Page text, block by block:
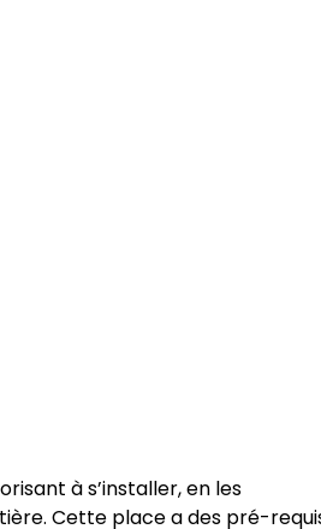
à s’installer, en les
Cette place a des pré-